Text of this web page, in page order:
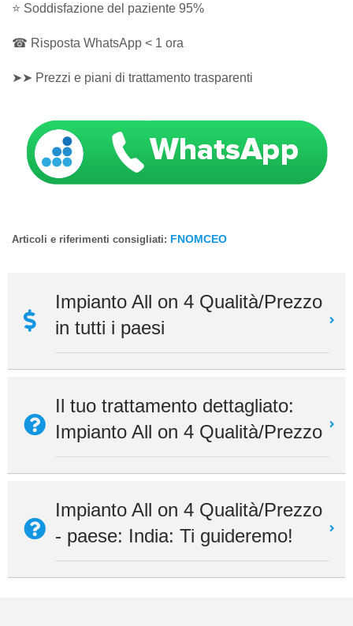
⭐ Soddisfazione del paziente 95%
☎ Risposta WhatsApp < 1 ora
➤➤ Prezzi e piani di trattamento trasparenti
Articoli e riferimenti consigliati: FNOMCEO
Impianto All on 4 Qualità/Prezzo
in tutti i paesi
Il tuo trattamento dettagliato:
Impianto All on 4 Qualità/Prezzo
Impianto All on 4 Qualità/Prezzo
- paese: India: Ti guideremo!